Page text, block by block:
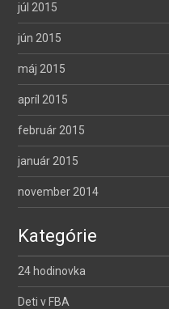
júl 2015
jún 2015
máj 2015
apríl 2015
február 2015
január 2015
november 2014
Kategórie
24 hodinovka
Deti v FBA